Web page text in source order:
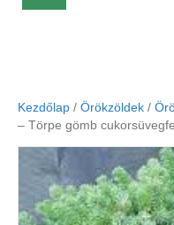
Kezdőlap / Örökzöldek /
– Törpe gömb